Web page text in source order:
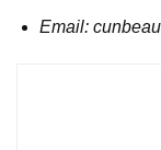
Email: